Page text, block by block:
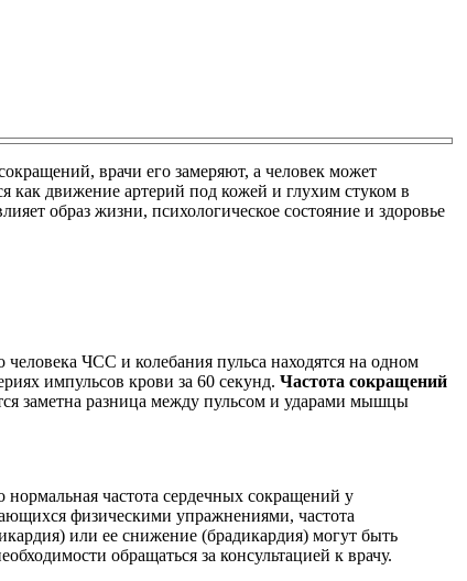
врачи его замеряют, а человек может
как движение артерий под кожей и глухим стуком в
образ жизни, психологическое состояние и здоровье
ЧСС и колебания пульса находятся на одном
импульсов крови за 60 секунд. Частота сокращений
заметна разница между пульсом и ударами мышцы
частота сердечных сокращений у
физическими упражнениями, частота
или ее снижение (брадикардия) могут быть
обращаться за консультацией к врачу.